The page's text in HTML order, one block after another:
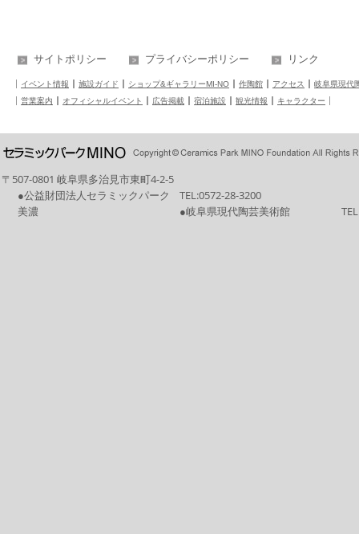
サイトポリシー プライバシーポリシー リンク
イベント情報 施設ガイド ショップ&ギャラリーMI-NO 作陶館 アクセス
岐阜県現代
営業案内
オフィシャルイベント 広告掲載 宿泊施設 観光情報 キャラクター
〒507-0801 岐阜県多治見市東町4-2-5
●公益財団法人セラミックパーク
美濃
TEL:0572-28-3200
●岐阜県現代陶芸美術館